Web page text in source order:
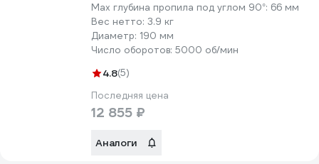
Max глубина пропила под углом 90°: 66 мм
Вес нетто: 3.9 кг
Диаметр: 190 мм
Число оборотов: 5000 об/мин
4.8(5)
Последняя цена
12 855 ₽
Аналоги